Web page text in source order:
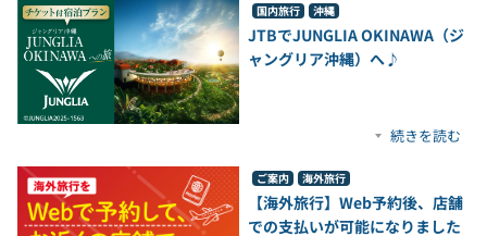
国内旅行 沖縄
JTBでJUNGLIA OKINAWA（ジ
ャングリア沖縄）へ♪
続きを読む
ご案内 海外旅行
【海外旅行】Web予約後、店舗
での支払いが可能になりました